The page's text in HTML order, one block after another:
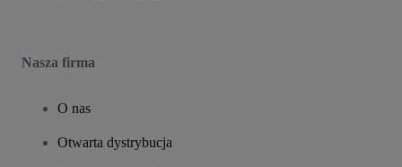
Nasza firma
O nas
Otwarta dystrybucja